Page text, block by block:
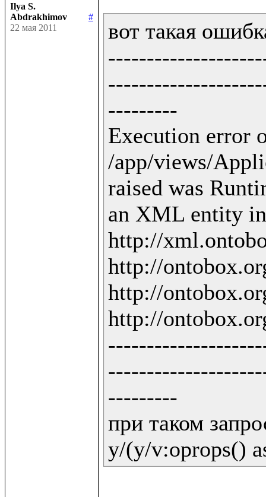
Ilya S.
Abdrakhimov
#
22 мая 2011
вот такая
---------
Execution error
/app/views/
raised was
an XML entity
http://
http://
http://
http://
---------
при таком
y/(y/v:oprops()